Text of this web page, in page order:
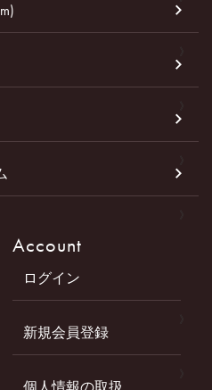
Account
ログイン
新規会員登録
個人情報の取扱